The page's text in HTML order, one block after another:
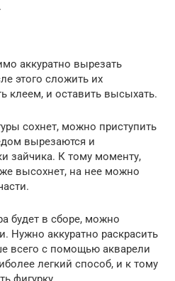
аккуратно вырезать
этого сложить их
клеем, и оставить высыхать.
сохнет, можно приступить
вырезаются и
зайчика. К тому моменту,
высохнет, на нее можно
будет в сборе, можно
Нужно аккуратно раскрасить
всего с помощью акварели
легкий способ, и к тому